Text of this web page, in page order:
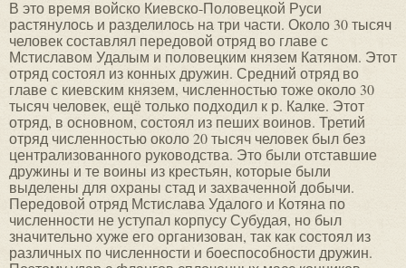
В это время войско Киевско-Половецкой Руси
растянулось и разделилось на три части. Около 30 тысяч
человек составлял передовой отряд во главе с
Мстиславом Удалым и половецким князем Катяном. Этот
отряд состоял из конных дружин. Средний отряд во
главе с киевским князем, численностью тоже около 30
тысяч человек, ещё только подходил к р. Калке. Этот
отряд, в основном, состоял из пеших воинов. Третий
отряд численностью около 20 тысяч человек был без
централизованного руководства. Это были отставшие
дружины и те воины из крестьян, которые были
выделены для охраны стад и захваченной добычи.
Передовой отряд Мстислава Удалого и Котяна по
численности не уступал корпусу Субудая, но был
значительно хуже его организован, так как состоял из
различных по численности и боеспособности дружин.